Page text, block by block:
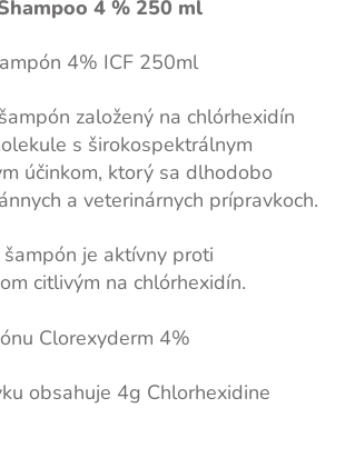
4 % 250 ml
4% ICF 250ml
založený na chlórhexidín
s širokospektrálnym
účinkom, ktorý sa dlhodobo
a veterinárnych prípravkoch.
je aktívny proti
citlivým na chlórhexidín.
Clorexyderm 4%
obsahuje 4g Chlorhexidine